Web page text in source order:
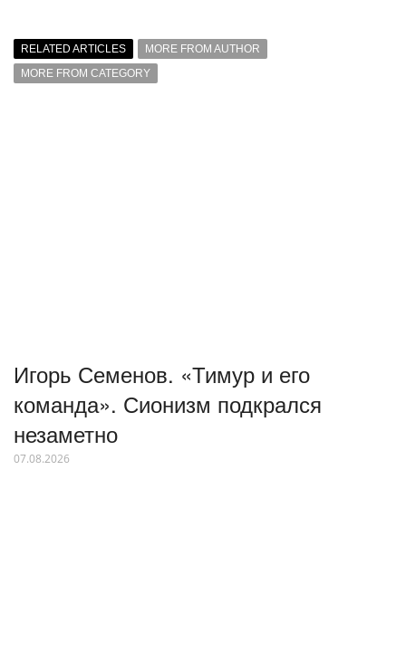
RELATED ARTICLES
MORE FROM AUTHOR
MORE FROM CATEGORY
Игорь Семенов. «Тимур и его
команда». Сионизм подкрался
незаметно
07.08.2026